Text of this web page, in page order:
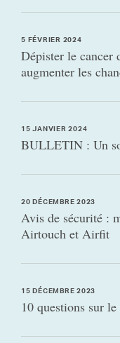
5 FÉVRIER 2024
Dépister le cancer
augmenter les
15 JANVIER 2024
BULLETIN : Un
20 DÉCEMBRE 2023
Avis de sécurité :
Airtouch et Airfit
15 DÉCEMBRE 2023
10 questions sur